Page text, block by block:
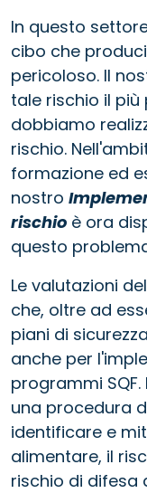
In questo
cibo che
pericoloso. Il
tale rischio il più
dobbiamo
rischio.
formazione ed
nostro
rischio è ora
questo
Le valutazioni
che, oltre ad
piani di
anche per
programmi
una procedura
identificare e
alimentare, il
rischio di difesa